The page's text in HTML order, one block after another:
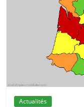
Actualités